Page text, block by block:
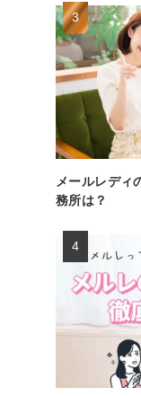
メールレディ
務所は？